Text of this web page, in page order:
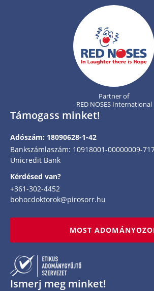
Partner of
RED NOSES International
Támogass minket!
Adószám: 18090628-1-42
Bankszámlaszám: 10918001-00000009-
Unicredit Bank
Kérdésed van?
+361-302-4452
bohocdoktorok@pirosorr.hu
MOST
Ismerj meg minket!